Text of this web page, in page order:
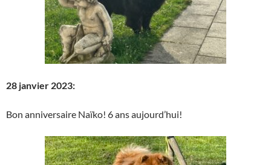
28 janvier 2023:
Bon anniversaire Naïko! 6 ans aujourd’hui!